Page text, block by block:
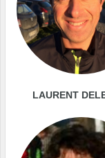
LAURENT